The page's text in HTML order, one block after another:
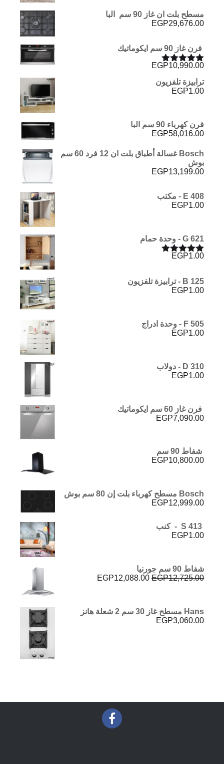
مسطح بلت ان غاز 90 سم البا
EGP29,676.00
فرن غاز 90 سم ايكوماتيك
تم التقييم
5.00
من 5
EGP10,990.00
ترابيزة تلفزيون
EGP1.00
فرن كهرباء 90 سم البا
EGP58,016.00
Bosch غسالة أطباق بلت ان 12 فرد 60 سم
بوش
EGP13,199.00
E 408 - مكتب
EGP1.00
G 621 - وحدة حمام
تم التقييم
EGP1.00
B 125 - ترابيزة تلفزيون
EGP1.00
F 505 - وحدة ادراج
EGP1.00
D 310 - دولاب
EGP1.00
فرن غاز 60 سم ايكوماتيك
EGP7,090.00
شفاط 90 سم
EGP10,800.00
Bosch مسطح كهرباء بلت إن 80 سم بوش
EGP12,999.00
EGP1.00
شفاط 90 سم جورنيا
EGP12,725.00
السعر
EGP12,088.00
Hans مسطح غاز 30 سم 2 شعلة هانز
EGP3,060.00